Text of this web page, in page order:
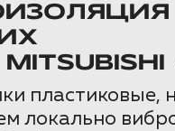
пластиковые,
локально